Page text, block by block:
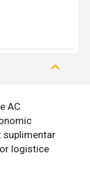
AC
suplimentar
logistice